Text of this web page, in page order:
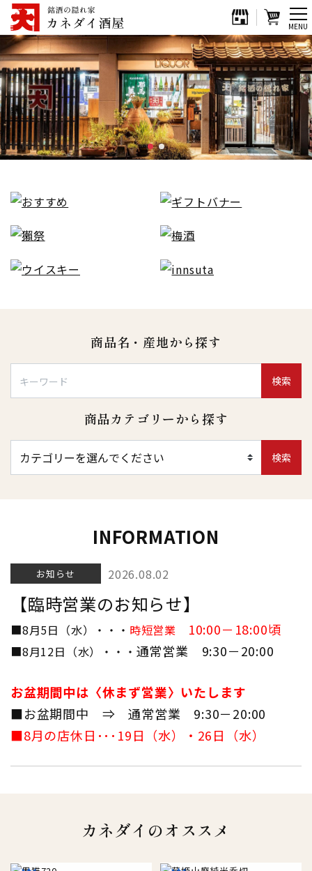
商品名・産地から探す
検索
商品カテゴリーから探す
検索
INFORMATION
お知らせ 2026.08.02
【臨時営業のお知らせ】
■8月5日（水）・・・ 時短営業 10:00－18:00頃
■8月12日（水）・・・ 通常営業 9:30－20:00
お盆期間中は〈休まず営業〉いたします
■お盆期間中 ⇒ 通常営業 9:30－20:00
■8月の店休日･･･19日（水）・26日（水）
カネダイのオススメ
メ
ニ
ュ
ー
MENU